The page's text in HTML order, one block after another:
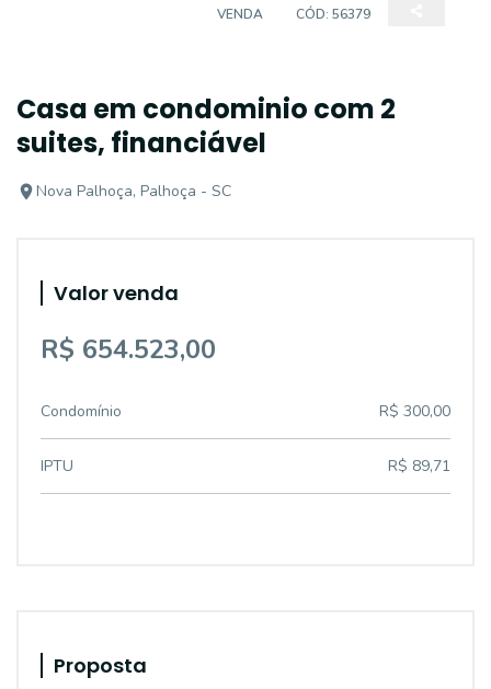
VENDA CÓD: 56379
Casa em condominio com 2
suites, financiável
Nova Palhoça, Palhoça - SC
Valor venda
R$ 654.523,00
Condomínio R$ 300,00
IPTU R$ 89,71
Proposta